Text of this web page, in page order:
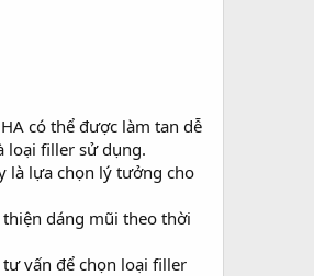
có thể được làm tan dễ
loại filler sử dụng.
là lựa chọn lý tưởng cho
thiện dáng mũi theo thời
vấn để chọn loại filler